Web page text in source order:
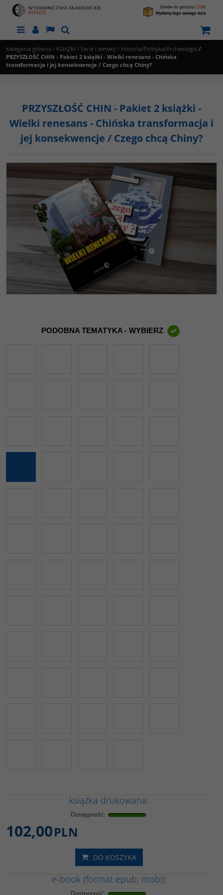
MenuPanelLangSzukaj
Kategoria główna / KSIĄŻKI / Serie i tematy / Historia/Polityka/Archeologia /
PRZYSZŁOŚĆ CHIN - Pakiet 2 książki - Wielki renesans - Chińska
transformacja i jej konsekwencje / Czego chcą Chiny?
PRZYSZŁOŚĆ CHIN - Pakiet 2 książki -
Wielki renesans - Chińska transformacja i
jej konsekwencje / Czego chcą Chiny?
PODOBNA TEMATYKA - WYBIERZ
książka drukowana:
Dostępność:
102,00PLN
DO KOSZYKA
e-book (format epub, mobi):